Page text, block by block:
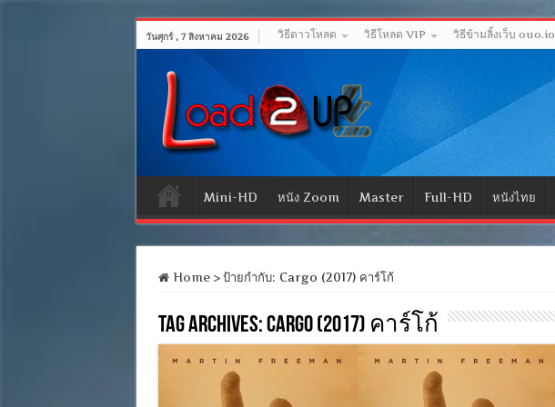
วันศุกร์ , 7 สิงหาคม 2026 วิธีดาวโหลด วิธีโหลด VIP วิธีข้ามลิ้งเว็บ ouo.io
Mini-HD หนัง Zoom Master Full-HD หนังไทย
Home > ป้ายกำกับ: Cargo (2017) คาร์โก้
Tag Archives:Cargo (2017) คาร์โก้